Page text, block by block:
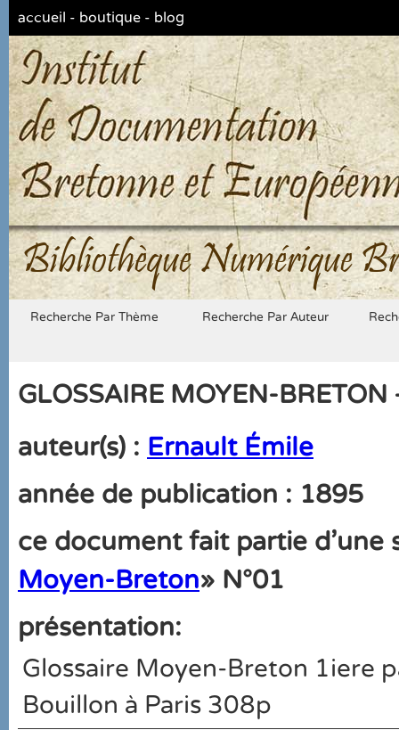
accueil - boutique - blog
Bibliothèque Numérique
Recherche Par Thème Recherche Par Auteur
GLOSSAIRE MOYEN-BRETON
auteur(s) : Ernault Émile
année de publication : 1895
ce document fait partie d'une
Moyen-Breton» N°01
présentation:
Glossaire Moyen-Breton 1iere
Bouillon à Paris 308p